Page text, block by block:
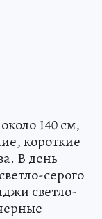
140 см,
короткие
В день
серого
светло-